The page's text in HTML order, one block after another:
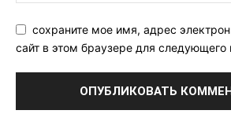
сохраните мое имя, адрес
сайт в этом браузере для следующего